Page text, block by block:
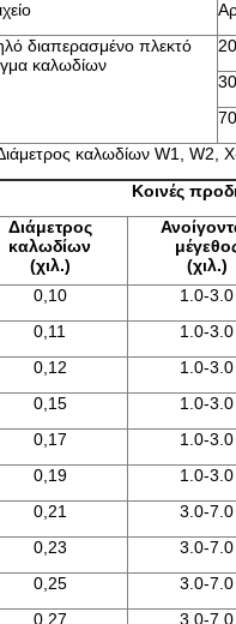
διαπερασμένο πλεκτό
καλωδίων
καλωδίων W1, W2,
Κοινές
Διάμετρος
καλωδίων
(χιλ.)
(χιλ.)
0,10 1.0-3.0
0,11
1.0-3.0
0,12
1.0-3.0
0,15
1.0-3.0
0,17
1.0-3.0
0,19
1.0-3.0
0,21
3.0-7.0
0,23
3.0-7.0
0,25
3.0-7.0
0,27
3.0-7.0